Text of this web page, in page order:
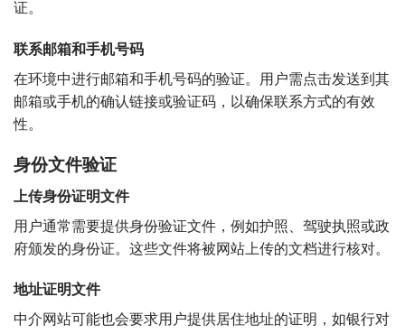
证。
联系邮箱和手机号码
在环境中进行邮箱和手机号码的验证。用户需点击发送到其
邮箱或手机的确认链接或验证码，以确保联系方式的有效
性。
身份文件验证
上传身份证明文件
用户通常需要提供身份验证文件，例如护照、驾驶执照或政
府颁发的身份证。这些文件将被网站上传的文档进行核对。
地址证明文件
中介网站可能也会要求用户提供居住地址的证明，如银行对